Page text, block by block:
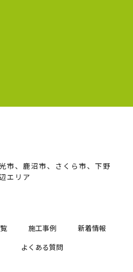
市、鹿沼市、さくら市、下野
エリア
施工事例
新着情報
よくある質問